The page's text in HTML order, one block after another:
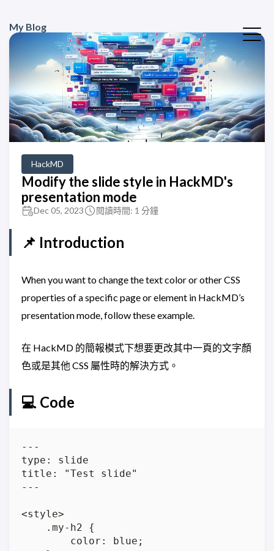
My Blog
HackMD
Modify the slide style in HackMD's
presentation mode
Dec 05, 2023 閱讀時間: 1 分鐘
📌 Introduction
When you want to change the text color or other CSS
properties of a specific page or element in HackMD’s
presentation mode, follow these example.
在 HackMD 的簡報模式下想要更改其中一頁的文字顏
色或是其他 CSS 屬性時的解決方式。
💻 Code